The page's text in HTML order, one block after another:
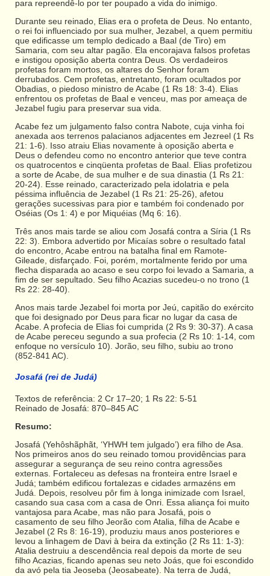
para repreendê-lo por ter poupado a vida do inimigo.
Durante seu reinado, Elias era o profeta de Deus. No entanto,
o rei foi influenciado por sua mulher, Jezabel, a quem permitiu
que edificasse um templo dedicado a Baal (de Tiro) em
Samaria, com seu altar pagão. Ela encorajava falsos profetas
e instigou oposição aberta contra Deus. Os verdadeiros
profetas foram mortos, os altares do Senhor foram
derrubados. Cem profetas, entretanto, foram ocultados por
Obadias, o piedoso ministro de Acabe (1 Rs 18: 3-4). Elias
enfrentou os profetas de Baal e venceu, mas por ameaça de
Jezabel fugiu para preservar sua vida.
Acabe fez um julgamento falso contra Nabote, cuja vinha foi
anexada aos terrenos palacianos adjacentes em Jezreel (1 Rs
21: 1-6). Isso atraiu Elias novamente à oposição aberta e
Deus o defendeu como no encontro anterior que teve contra
os quatrocentos e cinqüenta profetas de Baal. Elias profetizou
a sorte de Acabe, de sua mulher e de sua dinastia (1 Rs 21:
20-24). Esse reinado, caracterizado pela idolatria e pela
péssima influência de Jezabel (1 Rs 21: 25-26), afetou
gerações sucessivas para pior e também foi condenado por
Oséias (Os 1: 4) e por Miquéias (Mq 6: 16).
Três anos mais tarde se aliou com Josafá contra a Síria (1 Rs
22: 3). Embora advertido por Micaías sobre o resultado fatal
do encontro, Acabe entrou na batalha final em Ramote-
Gileade, disfarçado. Foi, porém, mortalmente ferido por uma
flecha disparada ao acaso e seu corpo foi levado a Samaria, a
fim de ser sepultado. Seu filho Acazias sucedeu-o no trono (1
Rs 22: 28-40).
Anos mais tarde Jezabel foi morta por Jeú, capitão do exército
que foi designado por Deus para ficar no lugar da casa de
Acabe. A profecia de Elias foi cumprida (2 Rs 9: 30-37). A casa
de Acabe pereceu segundo a sua profecia (2 Rs 10: 1-14, com
enfoque no versículo 10). Jorão, seu filho, subiu ao trono
(852-841 AC).
Josafá (rei de Judá)
Textos de referência: 2 Cr 17–20; 1 Rs 22: 5-51
Reinado de Josafá: 870–845 AC
Resumo:
Josafá (Yehôshãphãt, ‘YHWH tem julgado’) era filho de Asa.
Nos primeiros anos do seu reinado tomou providências para
assegurar a segurança de seu reino contra agressões
externas. Fortaleceu as defesas na fronteira entre Israel e
Judá; também edificou fortalezas e cidades armazéns em
Judá. Depois, resolveu pôr fim à longa inimizade com Israel,
casando sua casa com a casa de Onri. Essa aliança foi muito
vantajosa para Acabe, mas não para Josafá, pois o
casamento de seu filho Jeorão com Atalia, filha de Acabe e
Jezabel (2 Rs 8: 16-19), produziu maus anos posteriores e
levou a linhagem de Davi à beira da extinção (2 Rs 11: 1-3):
Atalia destruiu a descendência real depois da morte de seu
filho Acazias, ficando apenas seu neto Joás, que foi escondido
da avó pela tia Jeoseba (Jeosabeate). Na terra de Judá,